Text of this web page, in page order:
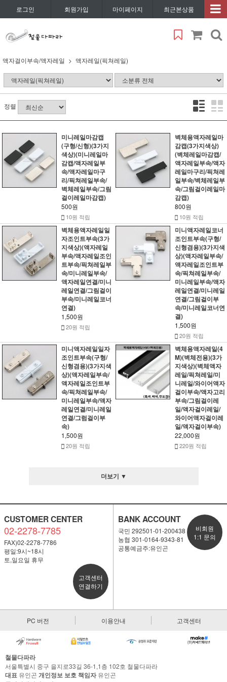
로그인 회원가입 마이페이지 최근본상품
액자걸이부속/액자레일 액자레일(픽쳐레일)
정렬
미니레일마감캡
(구형/신형)(3가지
색상)(미니레일마
감캡/액자레일부
속/액자레일마구
리/픽쳐레일부속/
벽체레일부속/그림
걸이레일마감캡)
500원
10원 적립
벽체용액자레일마
감캡(3가지색상)
(벽체레일마감캡/
액자레일부속/액자
레일마구리/픽쳐레
일부속/벽체레일부
속/그림걸이레일마
감캡)
800원
10원 적립
벽체용액자레일일
자조인트부속(3가
지색상)(액자레일
부속/액자레일조인
트부속/픽쳐레일부
속/미니레일부속/
액자레일연결/미니
레일연결/그림걸이
부속/미니레일코너
연결)
1,500원
20원 적립
미니액자레일코너
조인트부속(구형/
신형겸용)(3가지색
상)(액자레일부속/
액자레일조인트부
속/픽쳐레일부속/
미니레일부속/액자
레일연결/미니레일
연결/그림걸이부
속/미니레일코너연
결)
1,500원
20원 적립
미니액자레일일자
조인트부속(구형/
신형겸용)(3가지색
상)(액자레일부속/
액자레일조인트부
속/픽쳐레일부속/
미니레일부속/액자
레일연결/미니레일
연결/그럼걸이부
속)
1,500원
20원 적립
벽체용액자레일(4
M)(벽체전용)(3가
지색상)(벽체액자
레일/픽쳐레일/미
니레일/와이어액자
걸이부속/액자고리
부속/그림걸이레
일/액자걸이레일/
와이어액자걸이레
일/액자걸이부속)
22,000원
220원 적립
더보기 ▼
CUSTOMER CENTER
02-2278-7785
FAX)02-2278-7786
평일:9시~18시
토,일요일 휴무
고객센터
연결하기
BANK ACCOUNT
국민 292501-01-200438
농협 301-0164-9343-81
공통예금주:유인곤
비회원
1:1 문의
PC 버전 이용안내 고객센터
철물다파라
서울특별시 중구 을지로33길 36-1,1층 102호 철물다파라
대표 유인곤 개인정보 보호 책임자유인곤